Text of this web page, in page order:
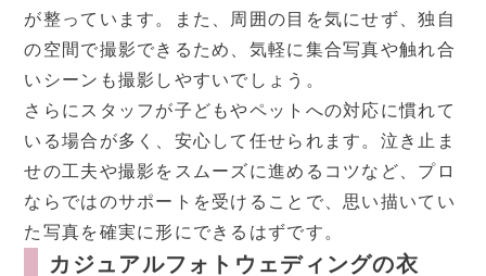
が整っています。また、周囲の目を気にせず、独自
の空間で撮影できるため、気軽に集合写真や触れ合
いシーンも撮影しやすいでしょう。
さらにスタッフが子どもやペットへの対応に慣れて
いる場合が多く、安心して任せられます。泣き止ま
せの工夫や撮影をスムーズに進めるコツなど、プロ
ならではのサポートを受けることで、思い描いてい
た写真を確実に形にできるはずです。
カジュアルフォトウェディングの衣